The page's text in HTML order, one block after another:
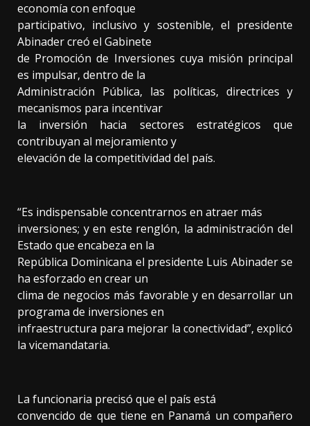
economía con enfoque
participativo, inclusivo y sostenible, el presidente
Abinader creó el Gabinete
de Promoción de Inversiones cuya misión principal
es impulsar, dentro de la
Administración Pública, las políticas, directrices y
mecanismos para incentivar
la inversión hacia sectores estratégicos que
contribuyan al mejoramiento y
elevación de la competitividad del país.
“Es indispensable concentrarnos en atraer más
inversiones; y en este renglón, la administración del
Estado que encabeza en la
República Dominicana el presidente Luis Abinader se
ha esforzado en crear un
clima de negocios más favorable y en desarrollar un
programa de inversiones en
infraestructura para mejorar la conectividad”, explicó
la vicemandataria.
La funcionaria precisó que el país está
convencido de que tiene en Panamá un compañero